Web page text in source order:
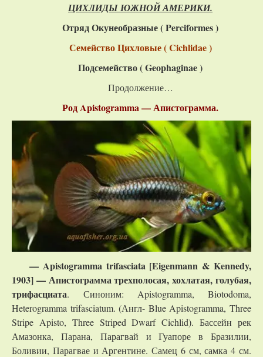
ЦИХЛИДЫ ЮЖНОЙ АМЕРИКИ.
Отряд Окунеобразные ( Perciformes )
Семейство Цихловые ( Cichlidae )
Подсемейство (Geophaginae)
Продолжение…
Род Apistogramma — Апистограмма.
— Apistogramma trifasciata [Eigenmann & Kennedy,
1903] — Апистограмма трехполосая, хохлатая, голубая,
трифасциата. Синоним: Apistogramma, Biotodoma,
Heterogramma trifasciatum. (Англ- Blue Apistogramma, Three
Stripe Apisto, Three Striped Dwarf Cichlid). Бассейн рек
Амазонка, Парана, Парагвай и Гуапоре в Бразилии,
Боливии, Парагвае и Аргентине. Самец 6 см, самка 4 см.